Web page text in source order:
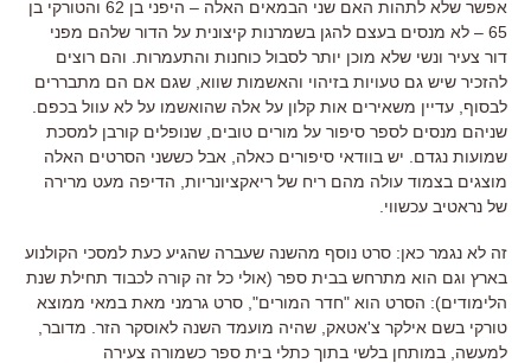
אפשר שלא לתהות האם שני הבמאים האלה – היפני בן 62 והטורקי בן
65 –
לא מנסים בעצם להגן בשמרנות קיצונית על הדור שלהם מפני
דור צעיר ונשי שלא מוכן יותר לסבול כוחנות והתעמרות והם רוצים
להזכיר שיש גם טעויות בזיהוי והאשמות שווא שגם אם הם מתבררים
לבסוף עדיין משאירים אות קלון על אלה שהואשמו על לא עוול בכפם
שניהם מנסים לספר סיפור על מורים טובים שנופלים קורבן למסכת
שמועות נגדם
יש בוודאי סיפורים כאלה
אבל כששני הסרטים האלה
מוצגים בצמוד עולה מהם ריח של ריאקציונריות הדיפה מעט מרירה
של נראטיב עכשווי
זה לא נגמר כאן: סרט נוסף מהשנה שעברה שהגיע כעת למסכי הקולנוע
בארץ וגם הוא מתרחש בבית ספר (אולי כל זה קורה לכבוד תחילת שנת
הלימודים): הסרט הוא "חדר המורים", סרט גרמני מאת במאי ממוצא
טורקי בשם אילקר צ'אטאק שהיה מועמד השנה לאוסקר הזר מדובר
למעשה במותחן בלשי בתוך כתלי בית ספר כשמורה צעירה